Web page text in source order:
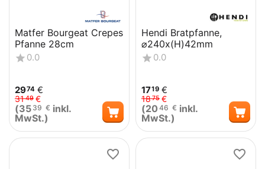
Matfer Bourgeat Crepes
Pfanne 28cm
0.0
2974 €
3149 €
(35 39 € inkl.
MwSt.)
Hendi Bratpfanne,
⌀240x(H)42mm
0.0
1719 €
1875 €
(20 46 € inkl.
MwSt.)